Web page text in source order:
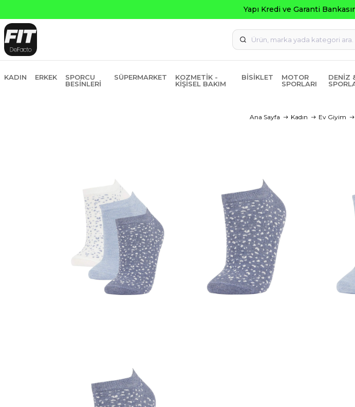
Yapı Kredi ve Garanti Bankasına Peşin
KADIN ERKEK
SPORCU
BESINLERI
SÜPERMARKET
KOZMETIK -
KIŞISEL BAKIM
BISIKLET
MOTOR
SPORLARI
DENIZ
Ana Sayfa Kadın Ev Giyim